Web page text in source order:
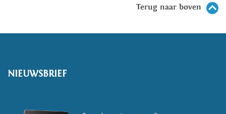
Terug naar boven
NIEUWSBRIEF